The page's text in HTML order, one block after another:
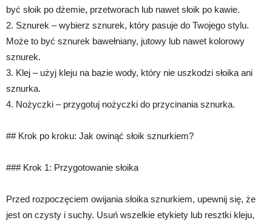
być słoik po dżemie, przetworach lub nawet słoik po kawie.
2. Sznurek – wybierz sznurek, który pasuje do Twojego stylu.
Może to być sznurek bawełniany, jutowy lub nawet kolorowy
sznurek.
3. Klej – użyj kleju na bazie wody, który nie uszkodzi słoika ani
sznurka.
4. Nożyczki – przygotuj nożyczki do przycinania sznurka.
## Krok po kroku: Jak owinąć słoik sznurkiem?
### Krok 1: Przygotowanie słoika
Przed rozpoczęciem owijania słoika sznurkiem, upewnij się, że
jest on czysty i suchy. Usuń wszelkie etykiety lub resztki kleju,